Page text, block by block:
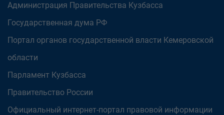
Администрация Правительства Кузбасса
Государственная дума РФ
Портал органов государственной власти Кемеровской
области
Парламент Кузбасса
Правительство России
Официальный интернет-портал правовой информации